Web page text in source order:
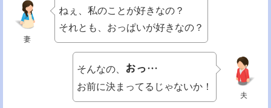
妻
ねぇ、私のことが好きなの？
それとも、おっぱいが好きなの？
そんなの、 おっ…
お前に決まってるじゃないか！
夫